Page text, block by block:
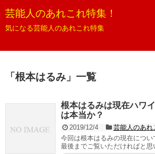
芸能人のあれこれ特集！
気になる芸能人のあれこれ特集
「 根本はるみ 」 一覧
根本はるみは現在ハワ
は本当か？
2019/12/4
芸能人のあれ
今回は根本はるみの現在につ
最後までご覧いただければと思